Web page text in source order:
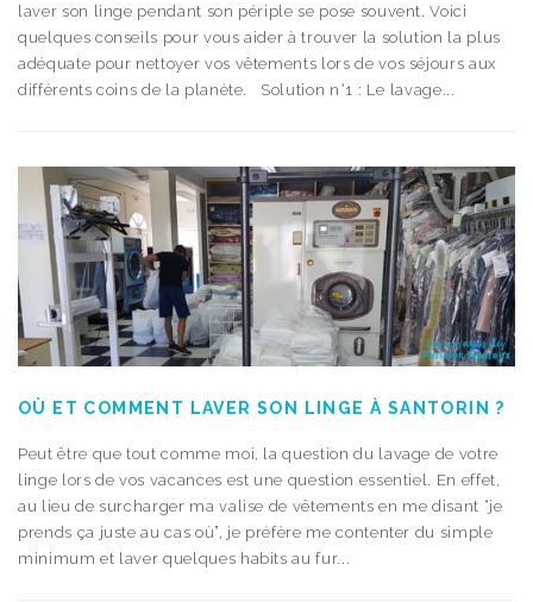
laver son linge pendant son périple se pose souvent. Voici
quelques conseils pour vous aider à trouver la solution la plus
adéquate pour nettoyer vos vêtements lors de vos séjours aux
différents coins de la planète. Solution n°1 : Le lavage...
OÙ ET COMMENT LAVER SON LINGE À SANTORIN ?
Peut être que tout comme moi, la question du lavage de votre
linge lors de vos vacances est une question essentiel. En effet,
au lieu de surcharger ma valise de vêtements en me disant “je
prends ça juste au cas où”, je préfère me contenter du simple
minimum et laver quelques habits au fur...